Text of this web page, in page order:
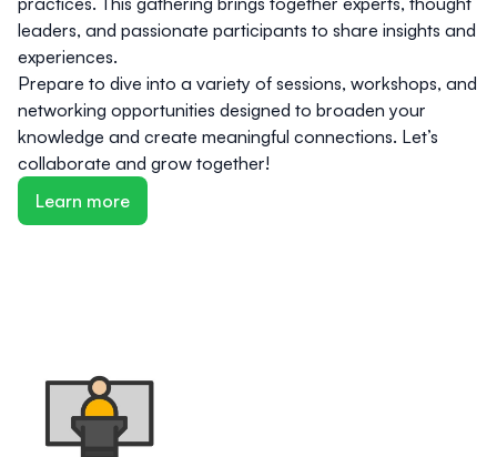
leaders, and passionate participants to share insights and
experiences.
Prepare to dive into a variety of sessions, workshops, and
networking opportunities designed to broaden your
knowledge and create meaningful connections. Let’s
collaborate and grow together!
Learn more